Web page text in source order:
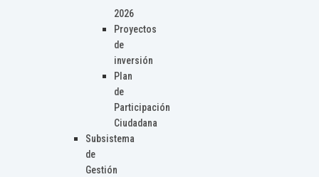
2026
Proyectos
de
inversión
Plan
de
Participación
Ciudadana
Subsistema
de
Gestión